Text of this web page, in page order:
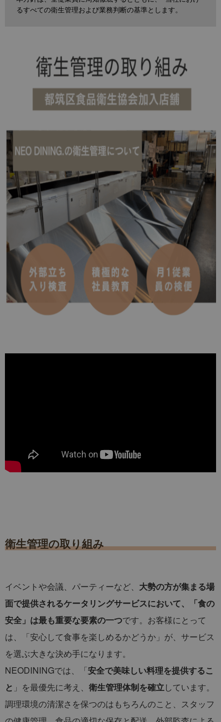
るすべての衛生管理および業務判断の基準とします。
衛生管理の取り組み
イベントや会議、パーティーなど、 大勢の方が集まる場
面で提供されるケータリングサービスにおいて、「食の
安全」は最も重要な要素の一つです。お客様にとって
は、「安心して食事を楽しめるかどうか」が、サービス
を選ぶ大きな決め手になります。
NEODININGでは、「安全で美味しい料理を提供するこ
と 」を最優先に考え、 衛生管理体制を確立しています。
調理環境の清潔さを保つのはもちろんのこと、スタッフ